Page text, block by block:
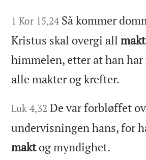
1 Kor 15,24 Så kommer
Kristus skal overgi allmakt
himmelen, etter at han
alle makter og krefter.
Luk 4,32 De var forbløffet
undervisningen hans, for
maktog myndighet.